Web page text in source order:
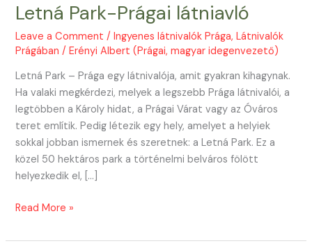
Letná Park-Prágai látniavló
Leave a Comment /Ingyenes látnivalók Prága,Látnivalók
Prágában /Erényi Albert (Prágai, magyar idegenvezető)
Letná Park – Prága egy látnivalója, amit gyakran kihagynak.
Ha valaki megkérdezi, melyek a legszebb Prága látnivalói, a
legtöbben a Károly hidat, a Prágai Várat vagy az Óváros
teret említik. Pedig létezik egy hely, amelyet a helyiek
sokkal jobban ismernek és szeretnek: a Letná Park. Ez a
közel 50 hektáros park a történelmi belváros fölött
helyezkedik el, […]
Letná
Prágai
Read More »